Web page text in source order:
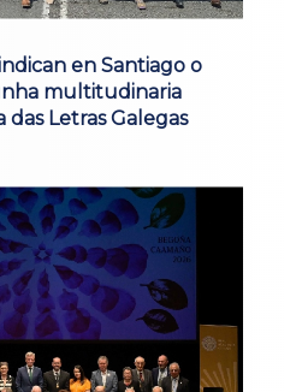
en Santiago o
multitudinaria
Letras Galegas